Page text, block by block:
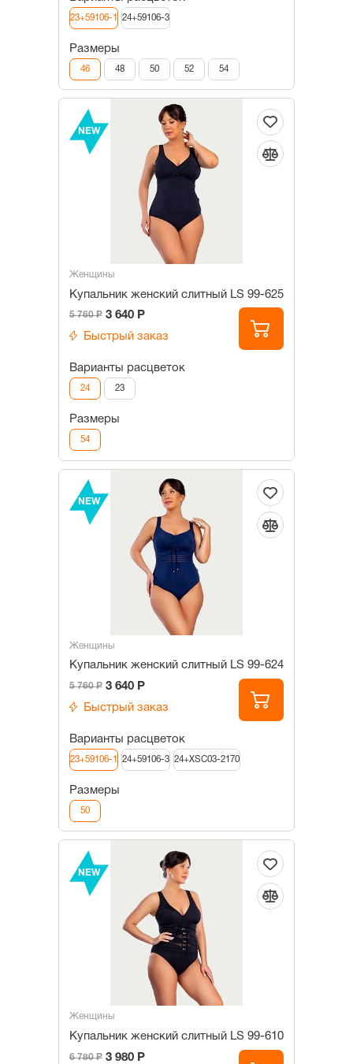
23+59106-1 24+59106-3
Размеры
46 48 50 52 54
NEW
Женщины
Купальник женский слитный LS 99-625
5 760 Р 3 640 Р
Быстрый заказ
Варианты расцветок
24 23
Размеры
54
NEW
Женщины
Купальник женский слитный LS 99-624
5 760 Р 3 640 Р
Быстрый заказ
Варианты расцветок
23+59106-1 24+59106-3 24+XSC03-2170
Размеры
50
NEW
Женщины
Купальник женский слитный LS 99-610
6 780 Р 3 980 Р